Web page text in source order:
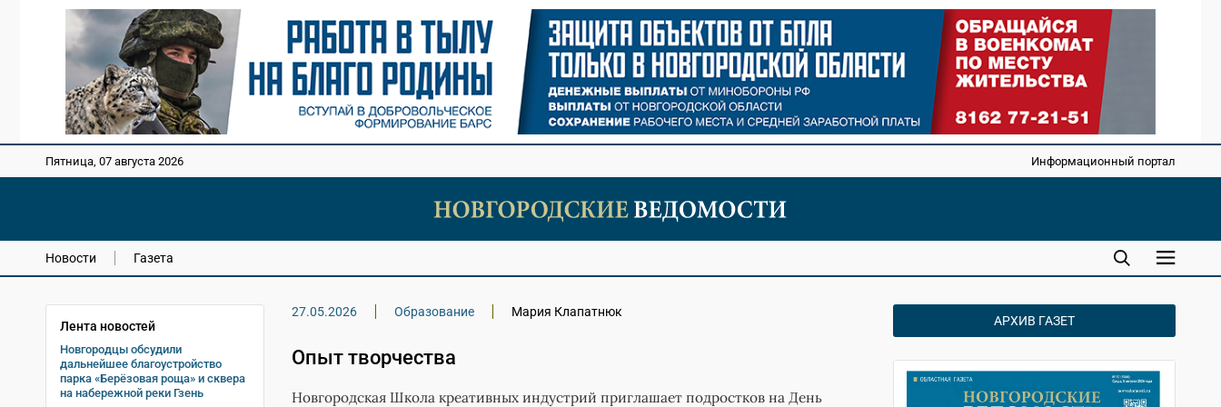
Пятница, 07 августа 2026 Информационный портал
Новости Газета
Лента новостей
Новгородцы обсудили
дальнейшее благоустройство
парка «Берёзовая роща» и сквера
на набережной реки Гзень
27.05.2026 Образование Мария Клапатнюк
Опыт творчества
Новгородская Школа креативных индустрий приглашает подростков на День
АРХИВ ГАЗЕТ